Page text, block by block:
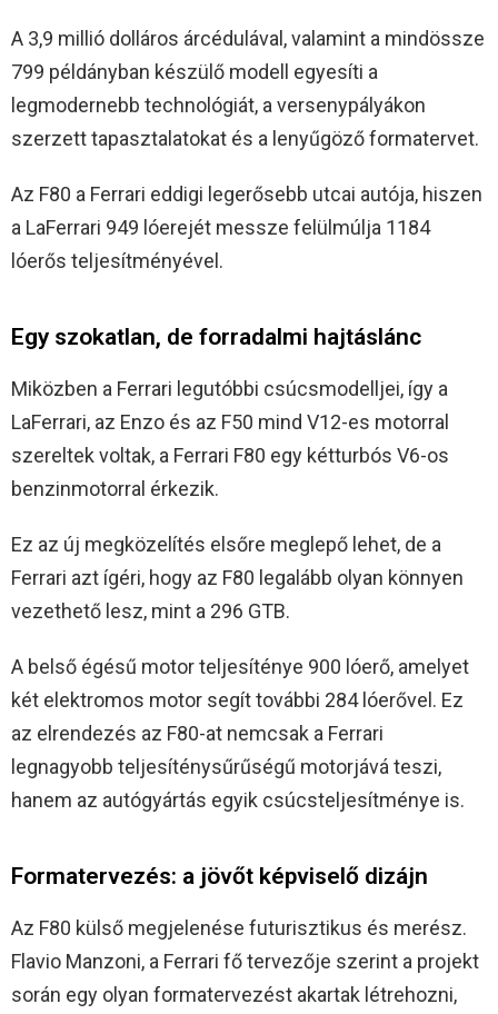
A 3,9 millió dolláros árcédulával, valamint a mindössze
799 példányban készülő modell egyesíti a
legmodernebb technológiát, a versenypályákon
szerzett tapasztalatokat és a lenyűgöző formatervet.
Az F80 a Ferrari eddigi legerősebb utcai autója, hiszen
a LaFerrari 949 lóerejét messze felülmúlja 1184
lóerős teljesítményével.
Egy szokatlan, de forradalmi hajtáslánc
Miközben a Ferrari legutóbbi csúcsmodelljei, így a
LaFerrari, az Enzo és az F50 mind V12-es motorral
szereltek voltak, a Ferrari F80 egy kétturbós V6-os
benzinmotorral érkezik.
Ez az új megközelítés elsőre meglepő lehet, de a
Ferrari azt ígéri, hogy az F80 legalább olyan könnyen
vezethető lesz, mint a 296 GTB.
A belső égésű motor teljesíténye 900 lóerő, amelyet
két elektromos motor segít további 284 lóerővel. Ez
az elrendezés az F80-at nemcsak a Ferrari
legnagyobb teljesíténysűrűségű motorjává teszi,
hanem az autógyártás egyik csúcsteljesítménye is.
Formatervezés: a jövőt képviselő dizájn
Az F80 külső megjelenése futurisztikus és merész.
Flavio Manzoni, a Ferrari fő tervezője szerint a projekt
során egy olyan formatervezést akartak létrehozni,